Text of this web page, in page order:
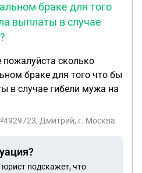
браке для того
выплаты в случае
пожалуйста сколько
браке для того что бы
в случае гибели мужа на
Дмитрий, г. Москва
подскажет, что